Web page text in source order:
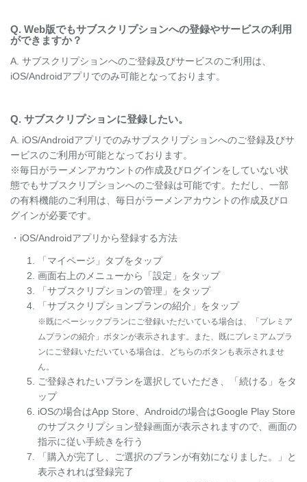
Q. Web版でもサブスクリプションへの登録やサービスの利用
ができますか？
A. サブスクリプションへのご登録及びサービスのご利用は、
iOS/Androidアプリでのみ可能となっております。
Q. サブスクリプションに登録したい。
A. iOS/Androidアプリでのみサブスクリプションへのご登録及びサ
ービスのご利用が可能となっております。
※毎日がラーメンアカウントの作成及びログインをしていない状
態でもサブスクリプションへのご登録は可能です。ただし、一部
の有料機能のご利用は、毎日がラーメンアカウントの作成及びロ
グインが必要です。
・iOS/Androidアプリから登録する方法
「マイページ」タブをタップ
画面右上のメニューから「設定」をタップ
「サブスクリプションの管理」をタップ
「サブスクリプションプランの紹介」をタップ
※既にベーシックプランにご登録いただいている場合は、「プレミア
ムプランの紹介」ボタンが表示されます。また、既にプレミアムプラ
ンにご登録いただいている場合は、どちらのボタンも表示されませ
ん。
ご登録されたいプランを選択していただき、「続ける」をタ
ップ
iOSの場合はApp Store、Androidの場合はGoogle Play Store
のサブスクリプション登録画面が表示されますので、画面の
指示に従い手続きを行う
「購入が完了し、ご選択のプランが有効になりました。」と
表示されれば登録完了